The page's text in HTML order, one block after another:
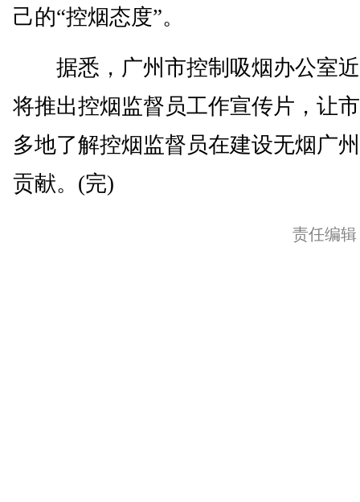
己的“控烟态度”。
据悉，广州市控制吸烟办公室
将推出控烟监督员工作宣传片，让
多地了解控烟监督员在建设无烟广
贡献。(完)
责任编